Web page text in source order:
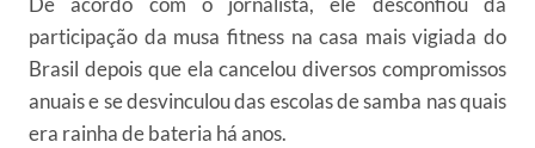
participação da musa fitness na casa mais vigiada do
Brasil depois que ela cancelou diversos compromissos
anuais e se desvinculou das escolas de samba nas quais
era rainha de bateria há anos.